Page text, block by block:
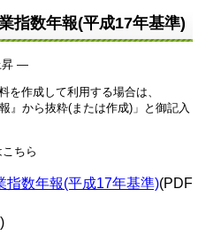
指数年報(平成17年基準)
昇 ―
作成して利用する場合は、
』から抜粋(または作成)」と御記入
ちら
数年報(平成17年基準)(PDF